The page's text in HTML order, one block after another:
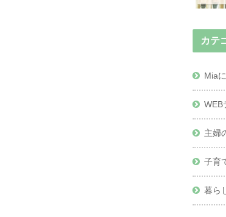
カテ
Mia
WEB
主婦
子育
暮ら